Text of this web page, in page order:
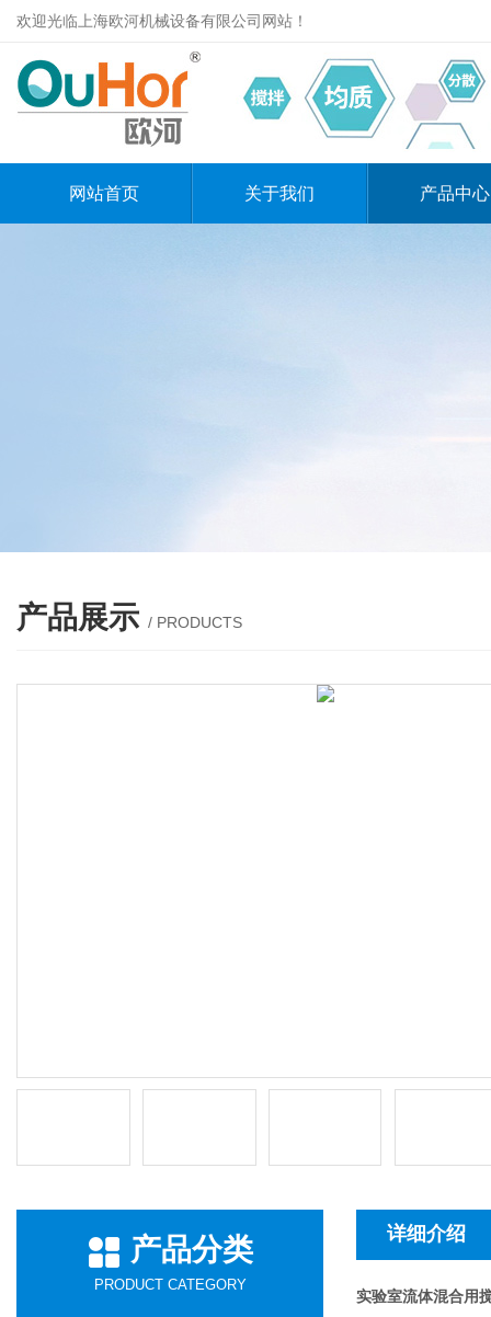
欢迎光临上海欧河机械设备有限公司网站！
网站首页 关于我们 产品中心
产品展示 / PRODUCTS
产品分类
PRODUCT CATEGORY
详细介绍
实验室流体混合用